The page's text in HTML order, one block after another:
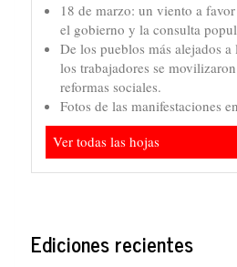
18 de marzo: un viento a
el gobierno y la consulta
De los pueblos más alejados a
los trabajadores se
reformas sociales.
Fotos de las manifestaciones
Ver todas las hojas
Ediciones recientes